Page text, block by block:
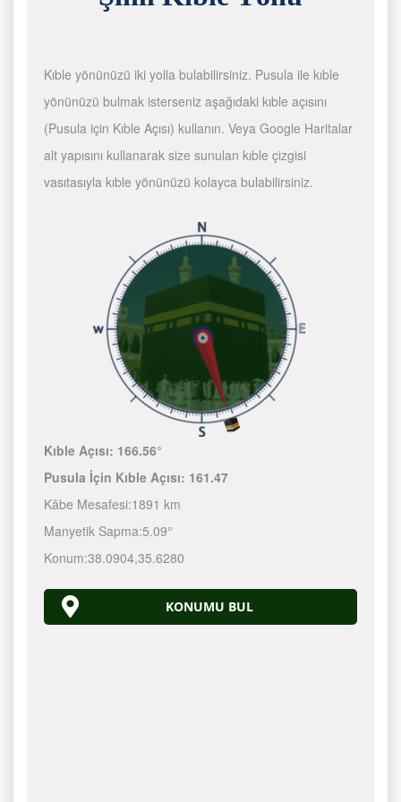
Kıble yönünüzü iki yolla bulabilirsiniz. Pusula ile kıble
yönünüzü bulmak isterseniz aşağıdaki kıble açısını
(Pusula için Kıble Açısı) kullanın. Veya Google Haritalar
alt yapısını kullanarak size sunulan kıble çizgisi
vasıtasıyla kıble yönünüzü kolayca bulabilirsiniz.
Kıble Açısı: 166.56°
Pusula İçin Kıble Açısı: 161.47
Kâbe Mesafesi:1891 km
Manyetik Sapma:5.09°
Konum:38.0904,35.6280
KONUMU BUL